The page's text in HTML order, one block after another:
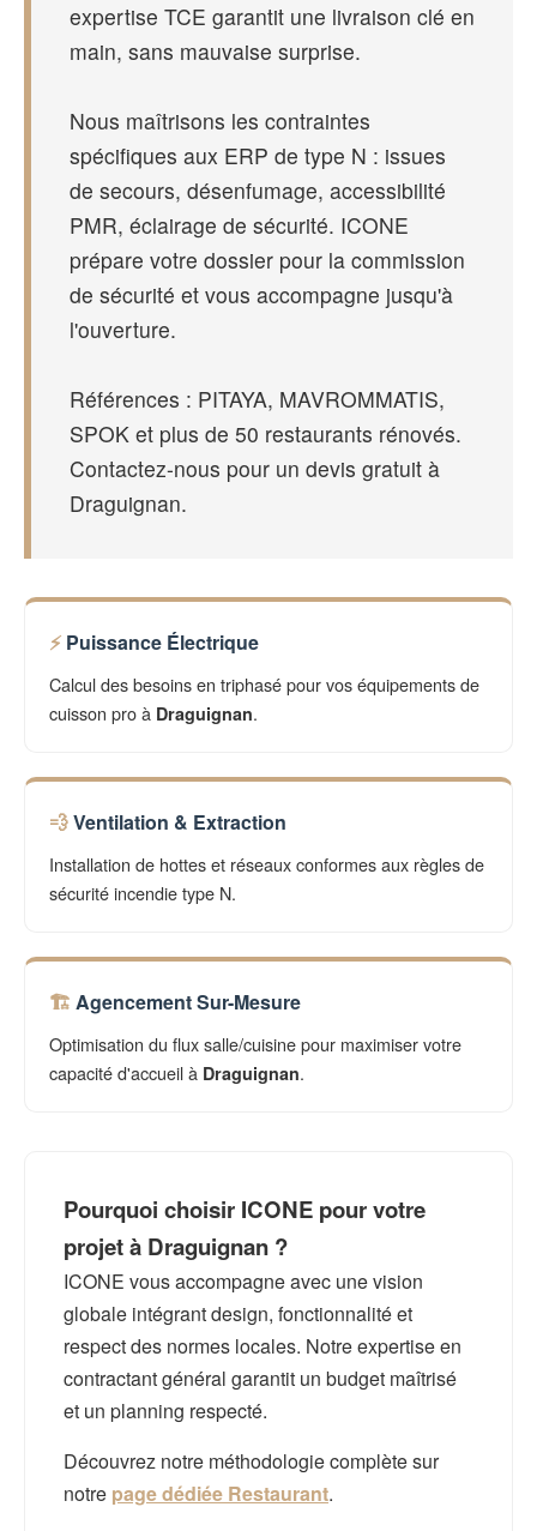
expertise TCE garantit une livraison clé en
main, sans mauvaise surprise.
Nous maîtrisons les contraintes
spécifiques aux ERP de type N : issues
de secours, désenfumage, accessibilité
PMR, éclairage de sécurité. ICONE
prépare votre dossier pour la commission
de sécurité et vous accompagne jusqu'à
l'ouverture.
Références : PITAYA, MAVROMMATIS,
SPOK et plus de 50 restaurants rénovés.
Contactez-nous pour un devis gratuit à
Draguignan.
Puissance Électrique
Calcul des besoins en triphasé pour vos équipements de
cuisson pro à Draguignan.
Ventilation & Extraction
Installation de hottes et réseaux conformes aux règles de
sécurité incendie type N.
Agencement Sur-Mesure
Optimisation du flux salle/cuisine pour maximiser votre
capacité d'accueil à Draguignan.
Pourquoi choisir ICONE pour votre
projet à Draguignan ?
ICONE vous accompagne avec une vision
globale intégrant design, fonctionnalité et
respect des normes locales. Notre expertise en
contractant général garantit un budget maîtrisé
et un planning respecté.
Découvrez notre méthodologie complète sur
notre page dédiée Restaurant.